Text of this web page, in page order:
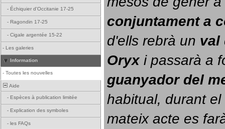
- Échiquier d'Occitanie 17-25
- Ragondin 17-25
- Cigale argentée 15-22
- Les galeries
Information
- Toutes les nouvelles
Aide
- Espèces à publication limitée
- Explication des symboles
- les FAQs
conjuntament a
d'ells rebrà un val
Oryx i passarà a
guanyador del
habitual, durant el
mateix acte es